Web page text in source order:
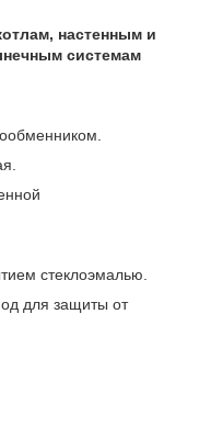
настенным и
системам
стеклоэмалью.
для защиты от